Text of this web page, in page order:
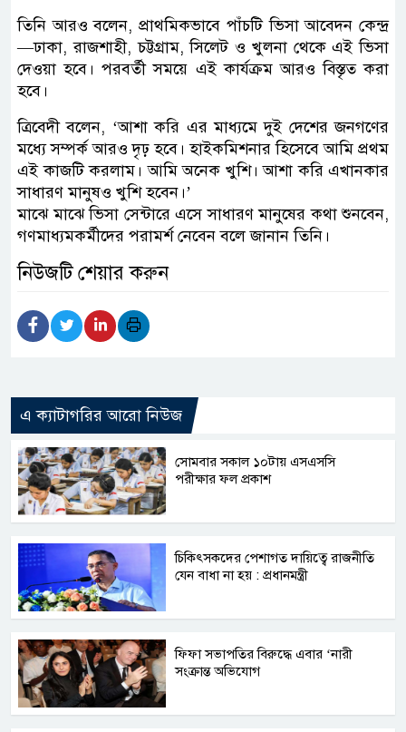
তিনি আরও বলেন, প্রাথমিকভাবে পাঁচটি ভিসা আবেদন কেন্দ্র
—ঢাকা, রাজশাহী, চট্টগ্রাম, সিলেট ও খুলনা থেকে এই ভিসা
দেওয়া হবে। পরবর্তী সময়ে এই কার্যক্রম আরও বিস্তৃত করা
হবে।
ত্রিবেদী বলেন, ‘আশা করি এর মাধ্যমে দুই দেশের জনগণের
মধ্যে সম্পর্ক আরও দৃঢ় হবে। হাইকমিশনার হিসেবে আমি প্রথম
এই কাজটি করলাম। আমি অনেক খুশি। আশা করি এখানকার
সাধারণ মানুষও খুশি হবেন।’
মাঝে মাঝে ভিসা সেন্টারে এসে সাধারণ মানুষের কথা শুনবেন,
গণমাধ্যমকর্মীদের পরামর্শ নেবেন বলে জানান তিনি।
নিউজটি শেয়ার করুন
এ ক্যাটাগরির আরো নিউজ
সোমবার সকাল ১০টায় এসএসসি
পরীক্ষার ফল প্রকাশ
চিকিৎসকদের পেশাগত দায়িত্বে রাজনীতি
যেন বাধা না হয় : প্রধানমন্ত্রী
ফিফা সভাপতির বিরুদ্ধে এবার ‘নারী
সংক্রান্ত অভিযোগ